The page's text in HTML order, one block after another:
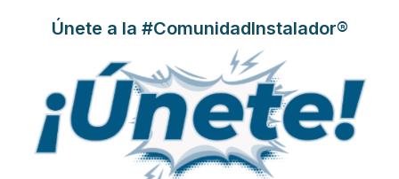
Tendencias en grifería
y el espacio de ducha
vistas en Casa Decor
2026
Arquitectura del
bienestar: así se
reinventan los baños
en Casa Decor 2026
Grifería 3 vías GE
DUAL de GENEBRE,
compatible con
sistemas de filtrado de
agua y ósmosis
Grifería de Cocina
La revolución del baño
en el sector hotelero |
Estil Guru presenta
Únete a la #ComunidadInstalador®